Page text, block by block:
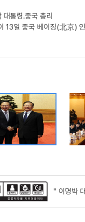
통령.중국 총리
13일 중국 베이징(北京)
" 이명박